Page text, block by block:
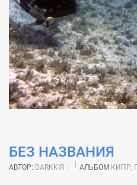
БЕЗ НАЗВАНИЯ
АВТОР: DARKKIR АЛЬБОМ КИПР,